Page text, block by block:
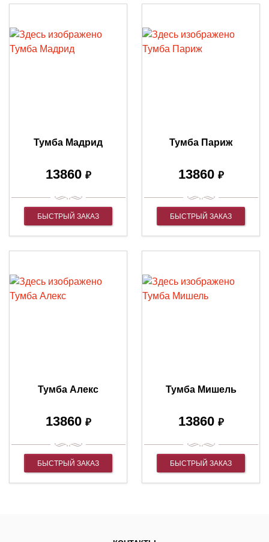
Тумба Мадрид
13860 ₽
БЫСТРЫЙ ЗАКАЗ
Тумба Париж
13860 ₽
БЫСТРЫЙ ЗАКАЗ
Тумба Алекс
13860 ₽
БЫСТРЫЙ ЗАКАЗ
Тумба Мишель
13860 ₽
БЫСТРЫЙ ЗАКАЗ